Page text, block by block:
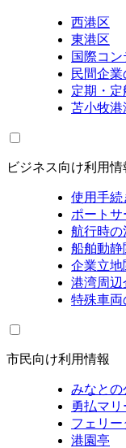
西港区
東港区
国際コ
民間企
定期・定
苫小牧港
ビジネス向け利用情
使用手続
ポートサ
航行時の
船舶動静
企業立地
港湾周辺
特殊車両
市民向け利用情報
みなとの
勇払マリ
フェリ
港園亭